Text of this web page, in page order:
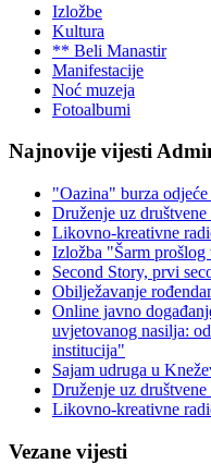
Izložbe
Kultura
** Beli Manastir
Manifestacije
Noć muzeja
Fotoalbumi
Najnovije vijesti
"Oazina" burza
Druženje uz
Likovno-kreativne
Izložba "Šarm prošlog
Second Story, prvi
Obilježavanje
Online javno
uvjetovanog nasilja:
institucija"
Sajam udruga u
Druženje uz
Likovno-kreativne
Vezane vijesti